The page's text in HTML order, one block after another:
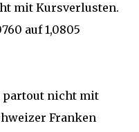
mit Kursverlusten.
auf 1,0805
nicht mit
Franken